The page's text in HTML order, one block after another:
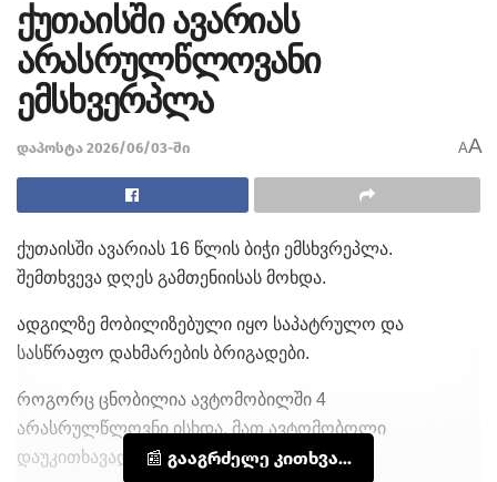
ქუთაისში ავარიას
არასრულწლოვანი
ემსხვერპლა
დაპოსტა 2026/06/03-ში AA
ქუთაისში ავარიას 16 წლის ბიჭი ემსხვრეპლა.
შემთხვევა დღეს გამთენიისას მოხდა.
ადგილზე მობილიზებული იყო საპატრულო და
სასწრაფო დახმარების ბრიგადები.
როგორც ცნობილია ავტომობილში 4
არასრულწლოვნი ისხდა, მათ ავტომობოლი
დაუკითხავად ჰყავდათ წაყვანილი.
📰 გააგრძელე კითხვა...